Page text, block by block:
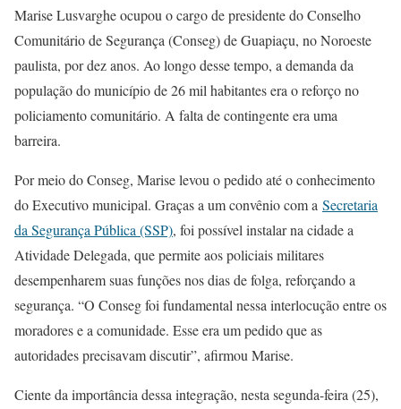
Marise Lusvarghe ocupou o cargo de presidente do Conselho
Comunitário de Segurança (Conseg) de Guapiaçu, no Noroeste
paulista, por dez anos. Ao longo desse tempo, a demanda da
população do município de 26 mil habitantes era o reforço no
policiamento comunitário. A falta de contingente era uma
barreira.
Por meio do Conseg, Marise levou o pedido até o conhecimento
do Executivo municipal. Graças a um convênio com a Secretaria
da Segurança Pública (SSP), foi possível instalar na cidade a
Atividade Delegada, que permite aos policiais militares
desempenharem suas funções nos dias de folga, reforçando a
segurança. “O Conseg foi fundamental nessa interlocução entre os
moradores e a comunidade. Esse era um pedido que as
autoridades precisavam discutir”, afirmou Marise.
Ciente da importância dessa integração, nesta segunda-feira (25),